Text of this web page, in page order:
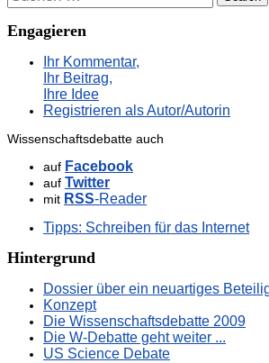
Engagieren
Ihr Kommentar,
Ihr Beitrag,
Ihre Idee
Registrieren als Autor/Autorin
Wissenschaftsdebatte auch
auf Facebook
auf Twitter
mit RSS-Reader
Tipps: Schreiben für das Internet
Hintergrund
Dossier über ein neuartiges
Konzept
Die Wissenschaftsdebatte 2009
Die W-Debatte geht weiter ...
US Science Debate